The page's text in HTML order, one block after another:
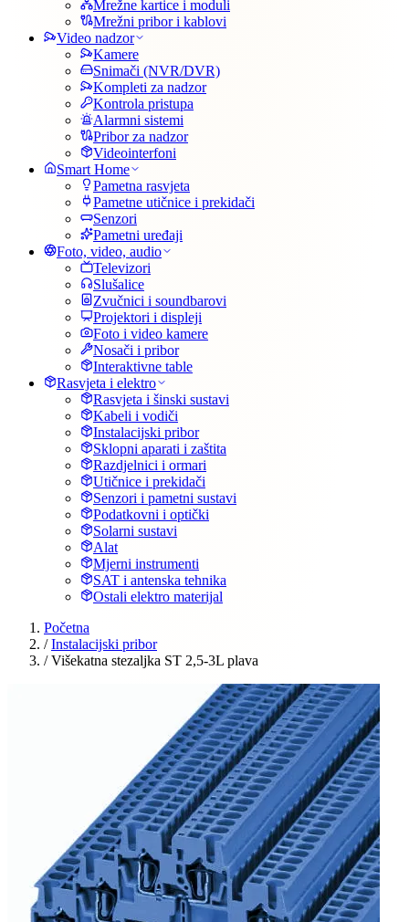
Mrežne kartice i moduli
Mrežni pribor i kablovi
Video nadzor
Kamere
Snimači (NVR/DVR)
Kompleti za nadzor
Kontrola pristupa
Alarmni sistemi
Pribor za nadzor
Videointerfoni
Smart Home
Pametna rasvjeta
Pametne utičnice i prekidači
Senzori
Pametni uređaji
Foto, video, audio
Televizori
Slušalice
Zvučnici i soundbarovi
Projektori i displeji
Foto i video kamere
Nosači i pribor
Interaktivne table
Rasvjeta i elektro
Rasvjeta i šinski sustavi
Kabeli i vodiči
Instalacijski pribor
Sklopni aparati i zaštita
Razdjelnici i ormari
Utičnice i prekidači
Senzori i pametni sustavi
Podatkovni i optički
Solarni sustavi
Alat
Mjerni instrumenti
SAT i antenska tehnika
Ostali elektro materijal
Početna
/ Instalacijski pribor
/ Višekatna stezaljka ST 2,5-3L plava